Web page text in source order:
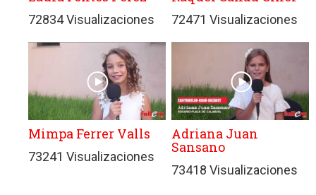
72834 Visualizaciones 72471 Visualizaciones
Mimpa Ferrer Valls
73241 Visualizaciones
Adriana Juan
Sansano
73418 Visualizaciones